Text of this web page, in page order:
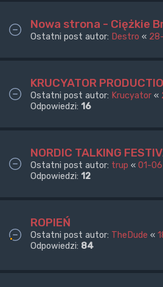
Nowa strona - Ciężkie
Ostatni post autor: Destro «
KRUCYATOR
Ostatni post autor: Krucyator «
Odpowiedzi: 16
NORDIC TALKING
Ostatni post autor: trup « 01-
Odpowiedzi: 12
ROPIEŃ
Ostatni post autor: TheDude «
Odpowiedzi: 84